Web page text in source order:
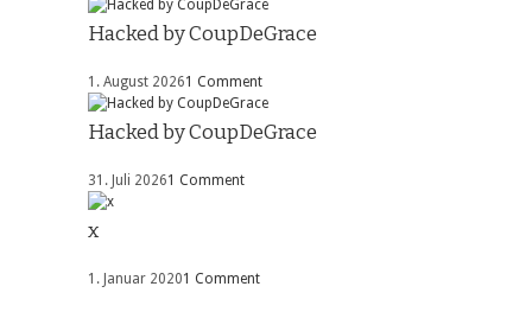
Hacked by CoupDeGrace
1. August 20261 Comment
Hacked by CoupDeGrace
31. Juli 20261 Comment
x
1. Januar 20201 Comment